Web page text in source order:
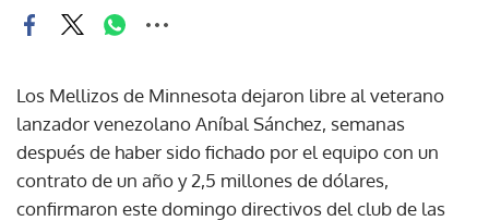
Los Mellizos de Minnesota dejaron libre al veterano
lanzador venezolano Aníbal Sánchez, semanas
después de haber sido fichado por el equipo con un
contrato de un año y 2,5 millones de dólares,
confirmaron este domingo directivos del club de las